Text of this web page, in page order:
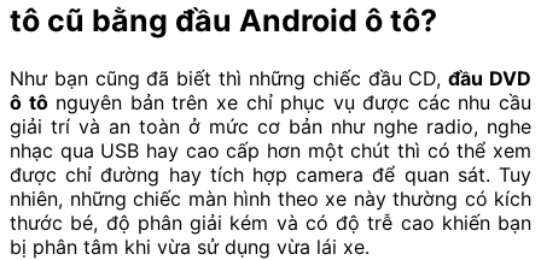
tô cũ bằng đầu Android ô tô?
Như bạn cũng đã biết thì những chiếc đầu CD,đầu DVD
ô tônguyên bản trên xe chỉ phục vụ được các nhu cầu
giải trí và an toàn ở mức cơ bản như nghe radio, nghe
nhạc qua USB hay cao cấp hơn một chút thì có thể xem
được chỉ đường hay tích hợp camera để quan sát. Tuy
nhiên, những chiếc màn hình theo xe này thường có kích
thước bé, độ phân giải kém và có độ trễ cao khiến bạn
bị phân tâm khi vừa sử dụng vừa lái xe.